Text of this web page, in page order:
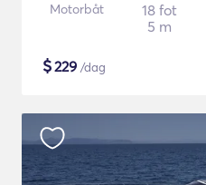
Motorbåt
18 fot
5 m
$229 /dag